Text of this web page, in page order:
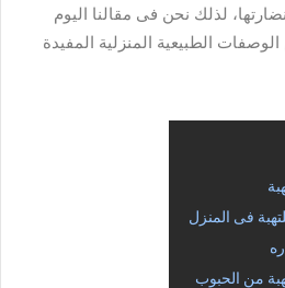
لذلك نحن فى مقالنا اليوم
الطبيعية المنزلية المفيدة
فى المنزل
من الحبوب